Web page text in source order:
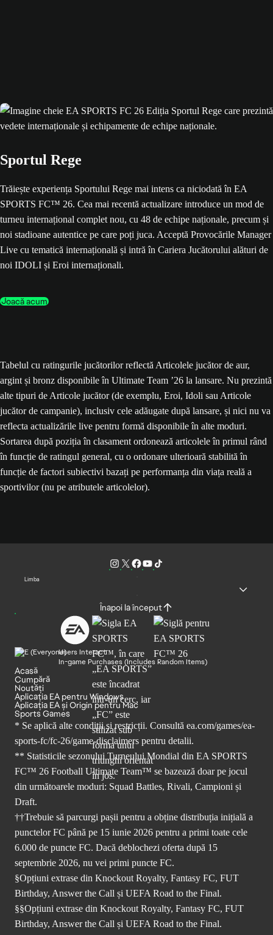
Sportul Rege
Trăiește experiența Sportului Rege mai intens ca niciodată în EA
SPORTS FC™ 26. Cea mai recentă actualizare introduce un mod de
turneu internațional complet nou, cu 48 de echipe naționale, precum și
noi stadioane autentice pe care poți juca. Acceptă Provocările Manager
Live cu tematică internațională și intră în Cariera Jucătorului alături de
noi IDOLI și Eroi internaționali.
Joacă acum
Tabelul cu ratingurile jucătorilor reflectă Articolele jucător de aur,
argint și bronz disponibile în Ultimate Team ’26 la lansare. Nu prezintă
alte tipuri de Articole jucător (de exemplu, Eroi, Idoli sau Articole
jucător de campanie), inclusiv cele adăugate după lansare, și nici nu va
reflecta actualizările live pentru formă disponibile în alte moduri.
Sortarea după poziția în clasament ordonează articolele în primul rând
în funcție de ratingul general, cu o ordonare ulterioară stabilită în
funcție de factori subiectivi bazați pe performanța din viața reală a
sportivilor (nu pe atributele articolelor).
Limba
Înapoi la început
Users Interact
In-game Purchases (Includes Random Items)
Acasă
Cumpără
Noutăți
Aplicația EA pentru Windows
Aplicația EA și Origin pentru Mac
Sports Games
* Se aplică alte condiții și restricții. Consultă ea.com/games/ea-
sports-fc/fc-26/game-disclaimers pentru detalii.
** Statisticile sezonului Turneului Mondial din EA SPORTS
FC™ 26 Football Ultimate Team™ se bazează doar pe jocul
din următoarele moduri: Squad Battles, Rivali, Campioni și
Draft.
††Trebuie să parcurgi pașii pentru a obține distribuția inițială a
punctelor FC până pe 15 iunie 2026 pentru a primi toate cele
6.000 de puncte FC. Dacă deblochezi oferta după 15
septembrie 2026, nu vei primi puncte FC.
§Opțiuni extrase din Knockout Royalty, Fantasy FC, FUT
Birthday, Answer the Call și UEFA Road to the Final.
§§Opțiuni extrase din Knockout Royalty, Fantasy FC, FUT
Birthday, Answer the Call și UEFA Road to the Final.